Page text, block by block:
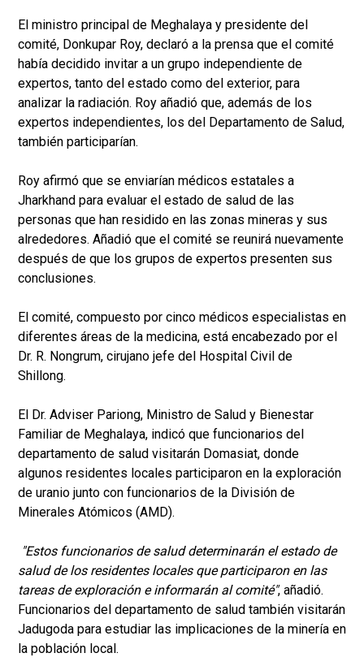
El ministro principal de Meghalaya y presidente del
comité, Donkupar Roy, declaró a la prensa que el comité
había decidido invitar a un grupo independiente de
expertos, tanto del estado como del exterior, para
analizar la radiación. Roy añadió que, además de los
expertos independientes, los del Departamento de Salud,
también participarían.
Roy afirmó que se enviarían médicos estatales a
Jharkhand para evaluar el estado de salud de las
personas que han residido en las zonas mineras y sus
alrededores. Añadió que el comité se reunirá nuevamente
después de que los grupos de expertos presenten sus
conclusiones.
El comité, compuesto por cinco médicos especialistas en
diferentes áreas de la medicina, está encabezado por el
Dr. R. Nongrum, cirujano jefe del Hospital Civil de
Shillong.
El Dr. Adviser Pariong, Ministro de Salud y Bienestar
Familiar de Meghalaya, indicó que funcionarios del
departamento de salud visitarán Domasiat, donde
algunos residentes locales participaron en la exploración
de uranio junto con funcionarios de la División de
Minerales Atómicos (AMD).
"Estos funcionarios de salud determinarán el estado de
salud de los residentes locales que participaron en las
tareas de exploración e informarán al comité", añadió.
Funcionarios del departamento de salud también visitarán
Jadugoda para estudiar las implicaciones de la minería en
la población local.